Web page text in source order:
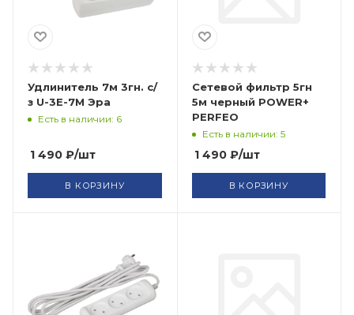
Удлинитель 7м 3гн. с/
з U-3E-7M Эра
Есть в наличии: 6
1 490 ₽/шт
В КОРЗИНУ
Сетевой фильтр 5гн
5м черный POWER+
PERFEO
Есть в наличии: 5
1 490₽/шт
В КОРЗИНУ